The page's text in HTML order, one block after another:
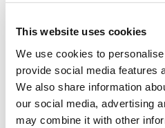
This website uses cookies
We use cookies to
provide social media features
We also share information
our social media, advertising
may combine it with other
Farbe
Case Logic Ibira 10" Tablet